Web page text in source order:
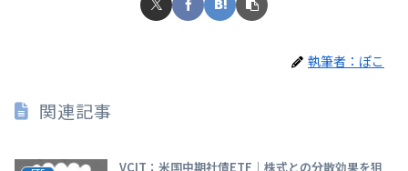
執筆者：ぽこ
関連記事
VCIT：米国中期社債ETF｜株式との分散効果を狙